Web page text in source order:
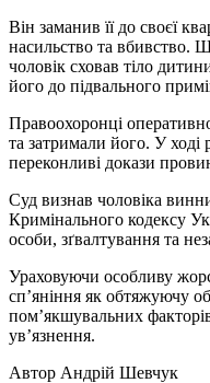
Він заманив її до своєї
насильство та вбивство.
чоловік сховав тіло
його до підвального
Правоохоронці
та затримали його. У ході
переконливі докази
Суд визнав чоловіка
Кримінального кодексу
особи, зґвалтування та
Ураховуючи особливу
сп’яніння як обтяжуючу
пом’якшувальних
ув’язнення.
Автор Андрій Шевчук